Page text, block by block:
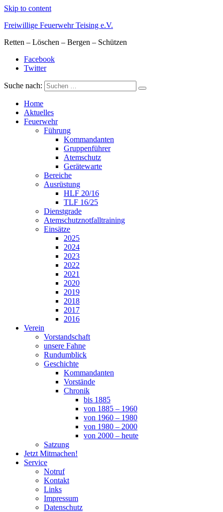
Skip to content
Freiwillige Feuerwehr Teising e.V.
Retten – Löschen – Bergen – Schützen
Facebook
Twitter
Suche nach:
Home
Aktuelles
Feuerwehr
Führung
Kommandanten
Gruppenführer
Atemschutz
Gerätewarte
Bereiche
Ausrüstung
HLF 20/16
TLF 16/25
Dienstgrade
Atemschutznotfalltraining
Einsätze
2025
2024
2023
2022
2021
2020
2019
2018
2017
2016
Verein
Vorstandschaft
unsere Fahne
Rundumblick
Geschichte
Kommandanten
Vorstände
Chronik
bis 1885
von 1885 – 1960
von 1960 – 1980
von 1980 – 2000
von 2000 – heute
Satzung
Jetzt Mitmachen!
Service
Notruf
Kontakt
Links
Impressum
Datenschutz